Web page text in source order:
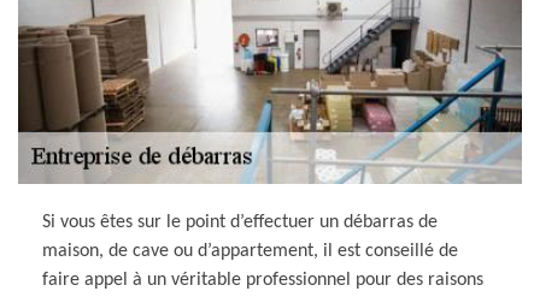
Si vous êtes sur le point d’effectuer un débarras de
maison, de cave ou d’appartement, il est conseillé de
faire appel à un véritable professionnel pour des raisons